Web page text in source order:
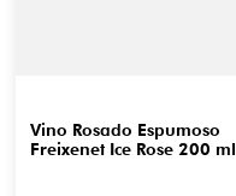
Vino Rosado Espumoso
Freixenet Ice Rose 200 ml